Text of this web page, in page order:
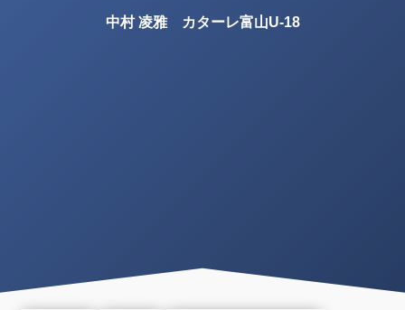
中村 凌雅 カターレ富山U-18